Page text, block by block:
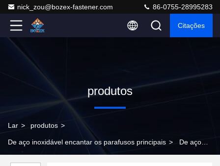
nick_zou@bozex-fastener.com 86-0755-28995283
Citações
produtos
Lar > produtos >
De aço inoxidável encantar os parafusos principais > De aço